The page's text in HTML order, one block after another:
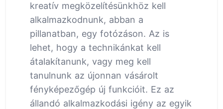
kreatív megközelítésünkhöz kell
alkalmazkodnunk, abban a
pillanatban, egy fotózáson. Az is
lehet, hogy a technikánkat kell
átalakítanunk, vagy meg kell
tanulnunk az újonnan vásárolt
fényképezőgép új funkcióit. Ez az
állandó alkalmazkodási igény az egyik